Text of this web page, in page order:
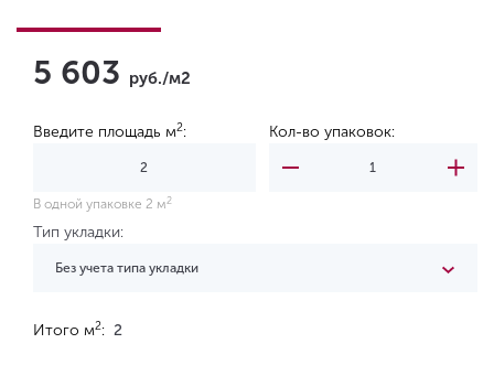
5 603 руб./м2
Введите площадь м2: Кол-во упаковок:
В одной упаковке 2 м 2
Тип укладки:
Без учета типа укладки
Итого м2: 2